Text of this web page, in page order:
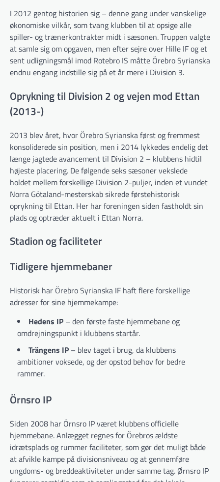
I 2012 gentog historien sig – denne gang under vanskelige
økonomiske vilkår, som tvang klubben til at opsige alle
spiller- og trænerkontrakter midt i sæsonen. Truppen valgte
at samle sig om opgaven, men efter sejre over Hille IF og et
sent udligningsmål imod Rotebro IS måtte Örebro Syrianska
endnu engang indstille sig på et år mere i Division 3.
Oprykning til Division 2 og vejen mod Ettan
(2013-)
2013 blev året, hvor Örebro Syrianska først og fremmest
konsoliderede sin position, men i 2014 lykkedes endelig det
længe jagtede avancement til Division 2 – klubbens hidtil
højeste placering. De følgende seks sæsoner vekslede
holdet mellem forskellige Division 2-puljer, inden et vundet
Norra Götaland-mesterskab sikrede førstehistorisk
oprykning til Ettan. Her har foreningen siden fastholdt sin
plads og optræder aktuelt i Ettan Norra.
Stadion og faciliteter
Tidligere hjemmebaner
Historisk har Örebro Syrianska IF haft flere forskellige
adresser for sine hjemmekampe:
Hedens IP – den første faste hjemmebane og
omdrejningspunkt i klubbens startår.
Trängens IP – blev taget i brug, da klubbens
ambitioner voksede, og der opstod behov for bedre
rammer.
Örnsro IP
Siden 2008 har Örnsro IP været klubbens officielle
hjemmebane. Anlægget regnes for Örebros ældste
idrætsplads og rummer faciliteter, som gør det muligt både
at afvikle kampe på divisionsniveau og at gennemføre
ungdoms- og breddeaktiviteter under samme tag. Ørnsro IP